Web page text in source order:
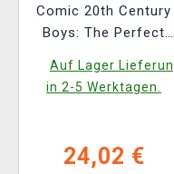
Comic 20th Century
Boys: The Perfect
Auf Lager
in 2-5 Werktagen.
24,02 €